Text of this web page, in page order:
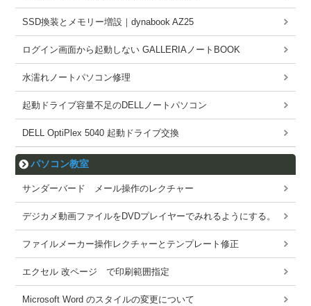
SSD換装とメモリー増設｜dynabook AZ25
ログイン画面から起動しない GALLERIAノートBOOK
水濡れノートパソコン修理
起動ドライブ容量不足のDELLノートパソコン
DELL OptiPlex 5040 起動ドライブ交換
パソコン教室
サンダーバード メール操作のレクチャー
デジカメ動画ファイルをDVDプレイヤーでみれるようにする。
ファイルメーカー操作レクチャーとテンプレート修正
エクセル 改ページ で印刷範囲指定
Microsoft Word のスタイルの変更について